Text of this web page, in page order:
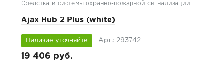
Средства и системы охранно-пожарной сигнализации
Ajax Hub 2 Plus (white)
Наличие уточняйте Арт.: 293742
19 406 руб.